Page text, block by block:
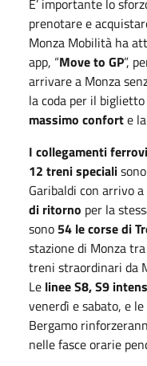
E’ importante lo
prenotare e
Monza Mobilità ha
app, “Move to GP”,
arrivare a Monza
la coda per il
massimo conforte
I collegamenti
12 treni speciali
Garibaldi con arrivo
di ritorno per la
sono 54 le corse di
stazione di Monza
treni straordinari da
Le linee S8, S9
venerdì e sabato, e
Bergamo
nelle fasce orarie